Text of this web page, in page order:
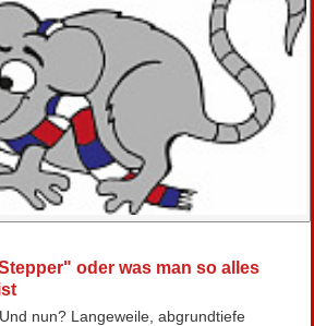
oder was man so alles
nun? Langeweile, abgrundtiefe